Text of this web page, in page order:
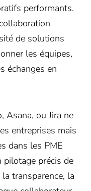
performants.
de solutions
les équipes,
échanges en
Asana, ou Jira ne
entreprises mais
dans les PME
pilotage précis de
transparence, la